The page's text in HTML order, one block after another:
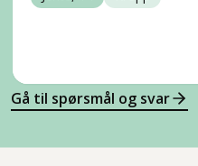
Gå til spørsmål og svar